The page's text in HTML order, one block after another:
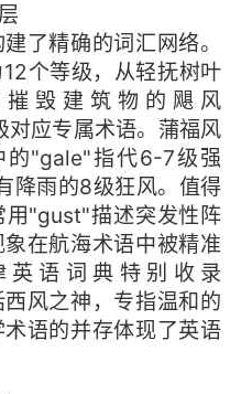
了精确的词汇网络。
个等级，从轻抚树叶
毁建筑物的飓风
对应专属术语。蒲福风
的"gale"指代6-7级强
降雨的8级狂风。值得
用"gust"描述突发性阵
在航海术语中被精准
英语词典特别收录
风之神，专指温和的
语的并存体现了英语